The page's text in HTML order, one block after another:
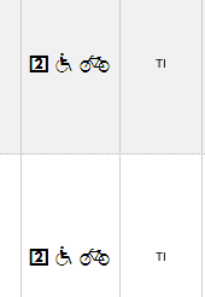
TI
TI